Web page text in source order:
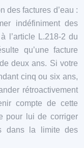
des factures d’eau :
indéfiniment des
l’article L.218-2 du
qu’une facture
deux ans. Si votre
cinq ou six ans,
rétroactivement
compte de cette
pour lui de corriger
dans la limite des